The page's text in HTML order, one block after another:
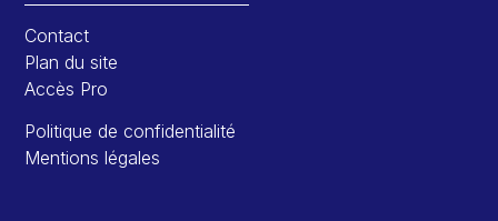
Contact
Plan du site
Accès Pro
Politique de confidentialité
Mentions légales